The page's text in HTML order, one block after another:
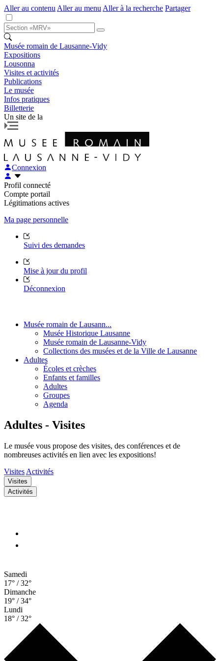
Aller au contenu Aller au menu Aller à la recherche Partager
Musée romain de Lausanne-Vidy
Expositions
Lousonna
Visites et activités
Publications
Le musée
Infos pratiques
Billetterie
Un site de la
Connexion
Profil connecté
Compte portail
Légitimations actives
Ma page personnelle
Suivi des demandes
Mise à jour du profil
Déconnexion
Musée romain de Lausann...
Musée Historique Lausanne
Musée romain de Lausanne-Vidy
Collections des musées et de la Ville de Lausanne
Adultes
Écoles et crèches
Enfants et familles
Adultes
Groupes
Agenda
Adultes - Visites
Le musée vous propose des visites, des conférences et de
nombreuses activités en lien avec les expositions!
Visites Activités
Visites
Activités
Samedi
17° / 32°
Dimanche
19° / 34°
Lundi
18° / 32°